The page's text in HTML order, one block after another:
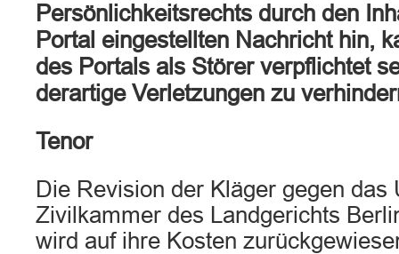
Persönlichkeitsrechts durch den
Portal eingestellten Nachricht hin,
des Portals als Störer verpflichtet
derartige Verletzungen zu
Tenor
Die Revision der Kläger gegen das
Zivilkammer des Landgerichts
wird auf ihre Kosten